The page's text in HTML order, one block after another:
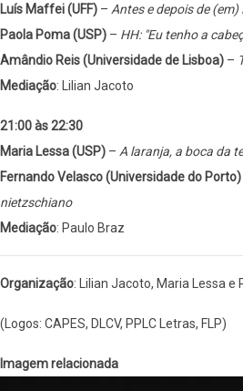
Luís Maffei (UFF) – Antes e depois de
Paola Poma (USP) – HH: "Eu tenho a
Amândio Reis (Universidade de Lisboa) –
Mediação: Lilian Jacoto
21:00 às 22:30
Maria Lessa (USP) – A laranja, a boca da
Fernando Velasco (Universidade do Porto)
nietzschiano
Mediação: Paulo Braz
Organização: Lilian Jacoto, Maria Lessa e
(Logos: CAPES, DLCV, PPLC Letras, FLP)
Imagem relacionada